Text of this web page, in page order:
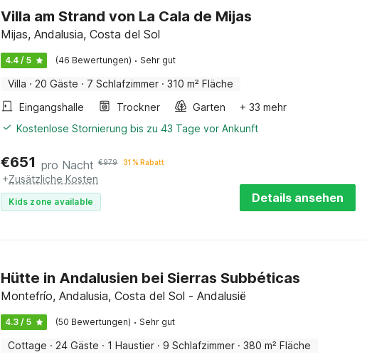
Villa am Strand von La Cala de Mijas
Mijas, Andalusia, Costa del Sol
4.4 / 5 (46 Bewertungen) · Sehr gut
Villa · 20 Gäste · 7 Schlafzimmer · 310 m² Fläche
Eingangshalle
Trockner Garten
+ 33 mehr
Kostenlose Stornierung bis zu 43 Tage vor Ankunft
€651 pro Nacht €979 31 % Rabatt
+Zusätzliche Kosten
Kids zone available Details ansehen
Hütte in Andalusien bei Sierras Subbéticas
Montefrío, Andalusia, Costa del Sol - Andalusië
4.3 / 5 (50 Bewertungen) · Sehr gut
Cottage · 24 Gäste · 1 Haustier · 9 Schlafzimmer · 380 m² Fläche